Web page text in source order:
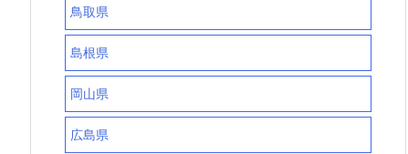
鳥取県
島根県
岡山県
広島県